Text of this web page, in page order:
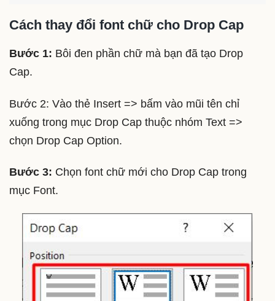
Cách thay đổi font chữ cho Drop Cap
Bước 1: Bôi đen phần chữ mà bạn đã tạo Drop
Cap.
Bước 2: Vào thẻ Insert => bấm vào mũi tên chỉ
xuống trong mục Drop Cap thuộc nhóm Text =>
chọn Drop Cap Option.
Bước 3: Chọn font chữ mới cho Drop Cap trong
mục Font.